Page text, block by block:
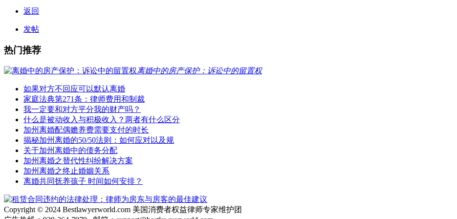
返回
发帖
热门推荐
离婚中的房产保护：诉讼中的留置权
如果对方不回应可以默认离婚
家庭法典第271条：律师费用和制裁
我一定要和对方平分我的财产吗？
什么是被动收入与积极收入？两者有什么区分
加州离婚配偶赡养费需要支付的时长
揭秘加州离婚的50/50法则：如何应对以及规
关于加州离婚中的债务分配
加州离婚之替代性纠纷解决方案
加州离婚之终止婚姻关系
离婚共同抚养孩子 时间如何安排？
Copyright © 2024 Bestlawyerworld.com 美国消费者权益律师专家维护团